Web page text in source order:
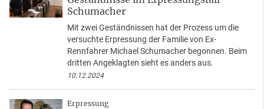
Schumacher
Mit zwei Geständnissen hat der Prozess um die
versuchte Erpressung der Familie von Ex-
Rennfahrer Michael Schumacher begonnen. Beim
dritten Angeklagten sieht es anders aus.
10.12.2024
Erpressung